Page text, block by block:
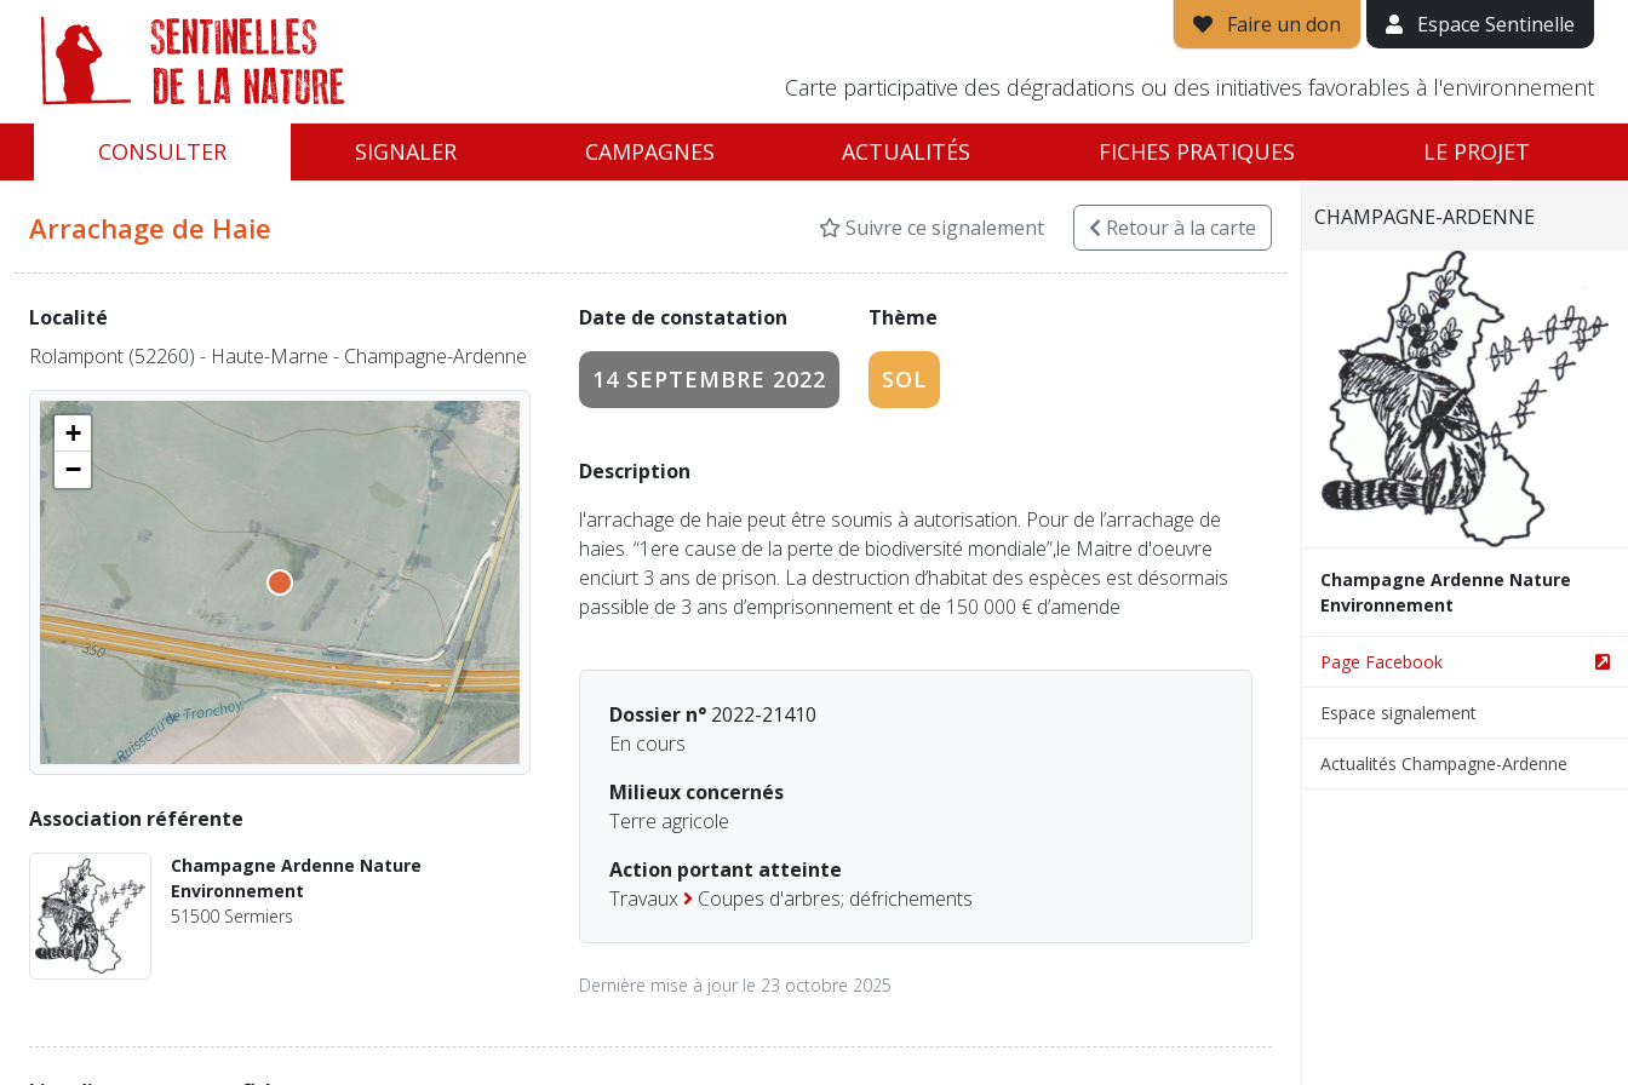
Faire un don Espace Sentinelle
Carte participative des dégradations ou des initiatives favorables à l'environnement
CONSULTER SIGNALER CAMPAGNES ACTUALITÉS FICHES PRATIQUES LE PROJET
Arrachage de Haie Suivre ce signalement Retourà la carte
Date de constatation
14 SEPTEMBRE 2022
Thème
SOL
Description
l'arrachage de haie peut être soumis à autorisation. Pour de l’arrachage de
haies. “1ere cause de la perte de biodiversité mondiale”,le Maitre d'oeuvre
enciurt 3 ans de prison. La destruction d’habitat des espèces est désormais
passible de 3 ans d’emprisonnement et de 150 000 € d’amende
Dossier n°2022-21410
En cours
Milieux concernés
Terre agricole
Action portant atteinte
Travaux
Coupes d'arbres; défrichements
Dernière mise à jour le 23 octobre 2025
Localité
Rolampont (52260) - Haute-Marne - Champagne-Ardenne
+
−
Association référente
Champagne Ardenne Nature
Environnement
51500 Sermiers
CHAMPAGNE-ARDENNE
Champagne Ardenne Nature
Environnement
Page Facebook
Espace signalement
Actualités Champagne-Ardenne
Panneau de gestion des cookies